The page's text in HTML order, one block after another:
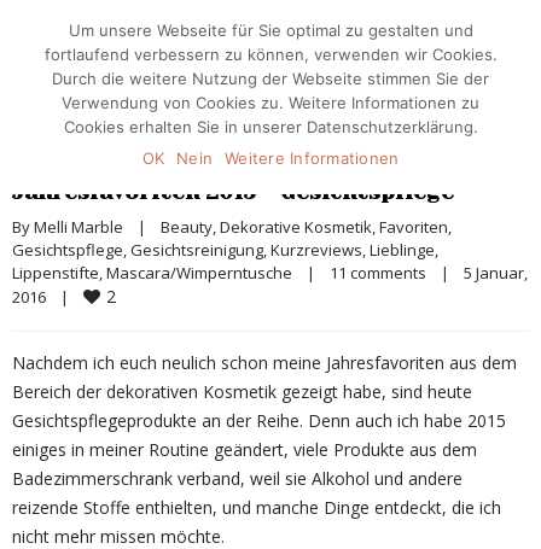
Jahresfavoriten 2015 – Gesichtspflege
By Melli Marble | Beauty, Dekorative Kosmetik, Favoriten
Gesichtspflege, Gesichtsreinigung, Kurzreviews, Lieblinge
Lippenstifte, Mascara/Wimperntusche | 11 comments |
5 Januar,
2016
| 2
Nachdem ich euch neulich schon meine Jahresfavoriten aus dem
Bereich der dekorativen Kosmetik gezeigt habe, sind heute
Gesichtspflegeprodukte an der Reihe. Denn auch ich habe 2015
einiges in meiner Routine geändert, viele Produkte aus dem
Badezimmerschrank verband, weil sie Alkohol und andere
reizende Stoffe enthielten, und manche Dinge entdeckt, die ich
nicht mehr missen möchte.
Um unsere Webseite für Sie optimal zu gestalten und
fortlaufend verbessern zu können, verwenden wir Cookies.
Durch die weitere Nutzung der Webseite stimmen Sie der
Verwendung von Cookies zu. Weitere Informationen zu
Cookies erhalten Sie in unserer Datenschutzerklärung.
OK
Nein Weitere Informationen